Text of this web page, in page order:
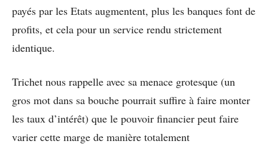
payés par les Etats augmentent, plus les banques font de
profits, et cela pour un service rendu strictement
identique.
Trichet nous rappelle avec sa menace grotesque (un
gros mot dans sa bouche pourrait suffire à faire monter
les taux d’intérêt) que le pouvoir financier peut faire
varier cette marge de manière totalement